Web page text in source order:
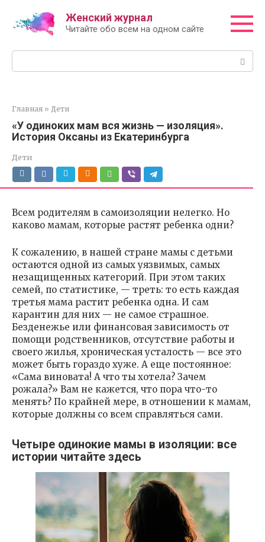
контенту
Женский журнал
Читайте обо всем на одном сайте
Главная » Дети
«У одиноких мам вся жизнь — изоляция».
История Оксаны из Екатеринбурга
Дети
Всем родителям в самоизоляции нелегко. Но
каково мамам, которые растят ребенка одни?
К сожалению, в нашей стране мамы с детьми
остаются одной из самых уязвимых, самых
незащищенных категорий. При этом таких
семей, по статистике, — треть: то есть каждая
третья мама растит ребенка одна. И сам
карантин для них — не самое страшное.
Безденежье или финансовая зависимость от
помощи родственников, отсутствие работы и
своего жилья, хроническая усталость — все это
может быть гораздо хуже. А еще постоянное:
«Сама виновата! А что ты хотела? Зачем
рожала?» Вам не кажется, что пора что-то
менять? По крайней мере, в отношении к мамам,
которые должны со всем справляться сами.
Четыре одинокие мамы в изоляции: все
истории читайте здесь